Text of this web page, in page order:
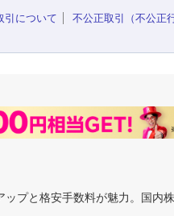
引について
不公正取引（不公正
プと格安手数料が魅力。国内